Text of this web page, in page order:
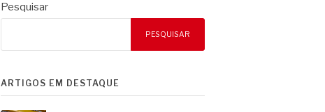
Pesquisar
PESQUISAR
ARTIGOS EM DESTAQUE